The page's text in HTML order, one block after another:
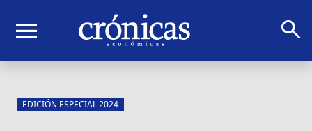
menu search
EDICIÓN ESPECIAL 2024